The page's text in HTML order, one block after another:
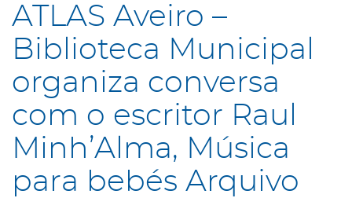
ATLAS Aveiro –
Biblioteca Municipal
organiza conversa
com o escritor Raul
Minh’Alma, Música
para bebés Arquivo